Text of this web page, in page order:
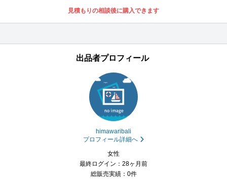
見積もりの相談後に購入できます
出品者プロフィール
himawaribali
プロフィール詳細へ
女性
最終ログイン：28ヶ月前
総販売実績：0件